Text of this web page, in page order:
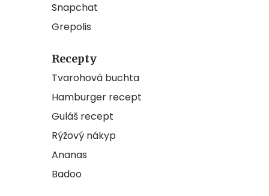
Snapchat
Grepolis
Recepty
Tvarohová buchta
Hamburger recept
Guláš recept
Rýžový nákyp
Ananas
Badoo